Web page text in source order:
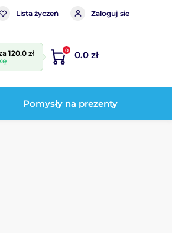
Lista życzeń Zaloguj sie
120.0 zł
0 0.0 zł
Pomysły na prezenty